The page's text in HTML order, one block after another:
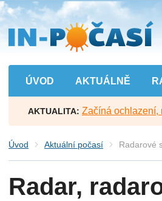
Přejít
na
hlavní
obsah
ÚVOD AKTUÁLNĚ
AKTUALITA: Začíná ochlazení,
Úvod Aktuální počasí Radarové
Radar,